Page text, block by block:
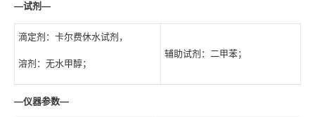
—试剂 —
滴定剂：卡尔费休水试剂，
溶剂：无水甲醇；
辅助试剂：二甲苯；
—仪器参数—